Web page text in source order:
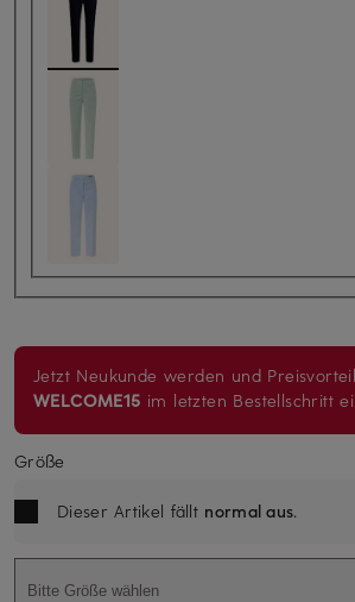
Jetzt Neukunde werden und
WELCOME15 im letzten Bestellschritt
Größe
Dieser Artikel fällt normal aus.
Bitte Größe wählen